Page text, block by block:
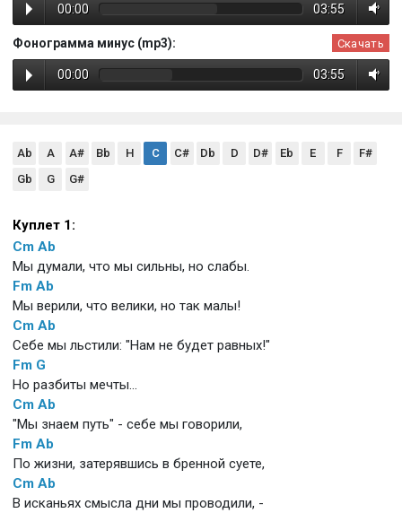
00:00 03:55
Фонограмма минус (mp3): Скачать
00:00 03:55
Ab A A# Bb H C C# Db D D# Eb E F
F#
Gb
G G#
Куплет 1:
Cm Ab
Мы думали, что мы сильны, но слабы.
Fm Ab
Мы верили, что велики, но так малы!
Cm Ab
Себе мы льстили: "Нам не будет равных!"
Fm G
Но разбиты мечты...
Cm Ab
"Мы знаем путь" - себе мы говорили,
Fm Ab
По жизни, затерявшись в бренной суете,
Cm Ab
В исканьях смысла дни мы проводили, -